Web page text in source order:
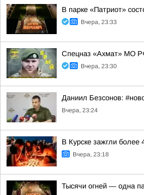
В парке «Патриот»
Вчера, 23:33
Спецназ «Ахмат» МО
Вчера, 23:30
Даниил Безсонов:
Вчера, 23:24
В Курске зажгли более
Вчера, 23:18
Тысячи огней — одна